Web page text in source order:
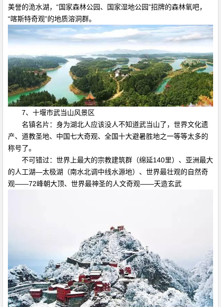
美誉的洈水湖，“国家森林公园、国家湿地公园”招牌的森林氧吧，
“喀斯特奇观”的地质溶洞群。
7、十堰市武当山风景区
名镇名片：身为湖北人应该没人不知道武当山了，世界文化遗
产、道教圣地、中国七大奇观、全国十大避暑胜地之一等等太多的
称号了。
不可错过：世界上最大的宗教建筑群（绵延140里）、亚洲最大
的人工湖—太极湖（南水北调中线水源地）、世界最壮观的自然奇
观——72峰朝大顶、世界最神圣的人文奇观——天造玄武